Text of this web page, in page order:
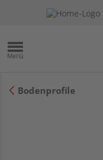
Bodenprofile